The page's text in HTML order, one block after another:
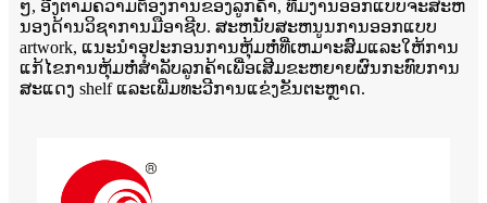
ໆ, ອີງຕາມຄວາມຕ້ອງການຂອງລູກຄ້າ, ທີມງານອອກແບບຈະສະຫ
ນອງດ້ານວິຊາການມືອາຊີບ. ສະຫນັບສະຫນູນການອອກແບບ
artwork, ແນະນໍາອຸປະກອນການຫຸ້ມຫໍ່ທີ່ເຫມາະສົມແລະໃຫ້ການ
ແກ້ໄຂການຫຸ້ມຫໍ່ສໍາລັບລູກຄ້າເພື່ອເສີມຂະຫຍາຍຜົນກະທົບການ
ສະແດງ shelf ແລະເພີ່ມທະວີການແຂ່ງຂັນຕະຫຼາດ.